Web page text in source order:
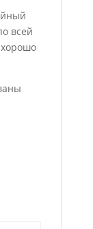
всей
хорошо